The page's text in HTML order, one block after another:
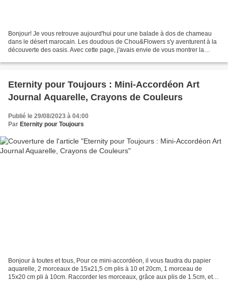
Bonjour! Je vous retrouve aujourd'hui pour une balade à dos de chameau
dans le désert marocain. Les doudous de Chou&Flowers s'y aventurent à la
découverte des oasis. Avec cette page, j'avais envie de vous montrer la
Eternity pour Toujours : Mini-Accordéon Art
Journal Aquarelle, Crayons de Couleurs
Publié le 29/08/2023 à 04:00
Par Eternity pour Toujours
Bonjour à toutes et tous, Pour ce mini-accordéon, il vous faudra du papier
aquarelle, 2 morceaux de 15x21,5 cm plis à 10 et 20cm, 1 morceau de
15x20 cm pli à 10cm. Raccorder les morceaux, grâce aux plis de 1.5cm, et